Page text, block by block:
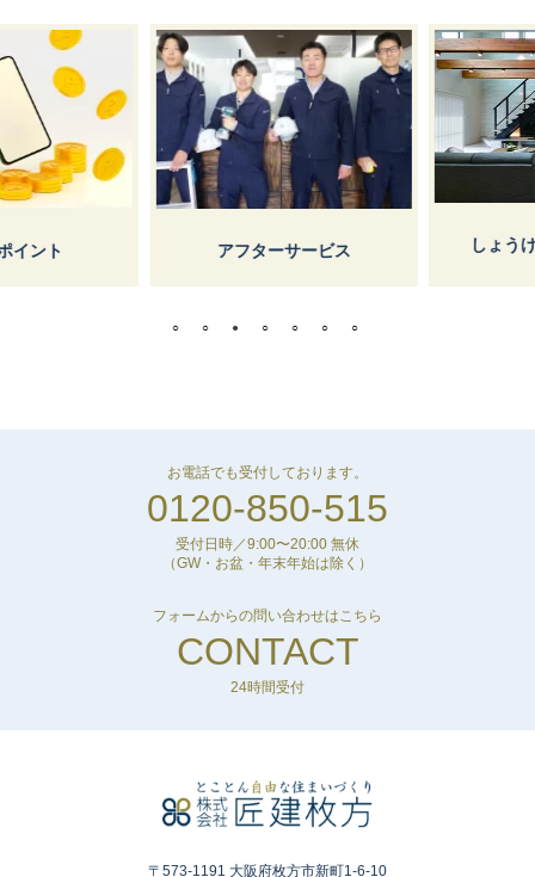
ント アフターサービス しょうけ
お電話でも受付しております。
0120-850-515
受付日時／9:00〜20:00 無休
（GW・お盆・年末年始は除く）
フォームからの問い合わせはこちら
CONTACT
24時間受付
〒573-1191 大阪府枚方市新町1-6-10